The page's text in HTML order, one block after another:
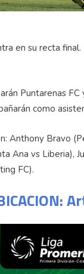
en su recta
Puntarenas
como
Anthony Bravo
Ana vs Liberia),
FC).